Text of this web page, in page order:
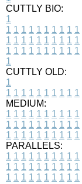
CUTTLY BIO:
1
1 1 1 1 1 1 1 1 1 1
1 1 1 1 1 1 1 1 1 1
1 1 1 1 1 1 1 1 1 1
1
CUTTLY OLD:
1
1 1 1 1 1 1 1 1 1 1
MEDIUM:
1 1 1 1 1 1 1 1 1 1
1 1 1 1 1 1 1 1 1 1
1 1 1 1 1 1 1 1 1 1
PARALLELS:
1 1 1 1 1 1 1 1 1 1
1 1 1 1 1 1 1 1 1 1
1 1 1 1 1 1 1 1 1 1